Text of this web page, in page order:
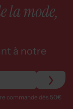
la mode,
à notre
commande dès 50€